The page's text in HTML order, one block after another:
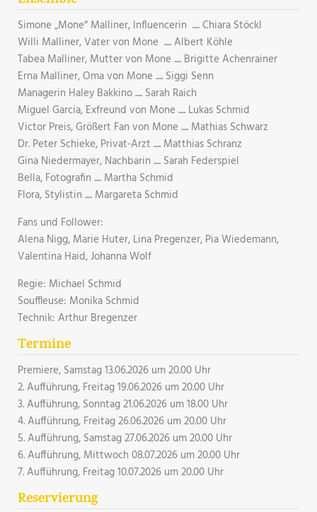
Simone „Mone“ Malliner, Influencerin ..... Chiara Stöckl
Willi Malliner, Vater von Mone ..... Albert Köhle
Tabea Malliner, Mutter von Mone ..... Brigitte Achenrainer
Erna Malliner, Oma von Mone ..... Siggi Senn
Managerin Haley Bakkino ..... Sarah Raich
Miguel Garcia, Exfreund von Mone ..... Lukas Schmid
Victor Preis, Größert Fan von Mone ..... Mathias Schwarz
Dr. Peter Schieke, Privat-Arzt ..... Matthias Schranz
Gina Niedermayer, Nachbarin ..... Sarah Federspiel
Bella, Fotografin ..... Martha Schmid
Flora, Stylistin ..... Margareta Schmid
Fans und Follower:
Alena Nigg, Marie Huter, Lina Pregenzer, Pia Wiedemann,
Valentina Haid, Johanna Wolf
Regie: Michael Schmid
Souffleuse: Monika Schmid
Technik: Arthur Bregenzer
Termine
Premiere, Samstag 13.06.2026 um 20.00 Uhr
2. Aufführung, Freitag 19.06.2026 um 20.00 Uhr
3. Aufführung, Sonntag 21.06.2026 um 18.00 Uhr
4. Aufführung, Freitag 26.06.2026 um 20.00 Uhr
5. Aufführung, Samstag 27.06.2026 um 20.00 Uhr
6. Aufführung, Mittwoch 08.07.2026 um 20.00 Uhr
7. Aufführung, Freitag 10.07.2026 um 20.00 Uhr
Reservierung